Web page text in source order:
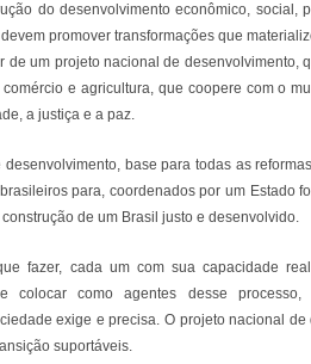
do desenvolvimento econômico,
promover transformações que
de um projeto nacional de desenvolvimento,
e agricultura, que coopere com o
a justiça e a paz.
desenvolvimento, base para todas as
para, coordenados por um Estado
de um Brasil justo e desenvolvido.
fazer, cada um com sua capacidade
colocar como agentes desse
exige e precisa. O projeto nacional
suportáveis.